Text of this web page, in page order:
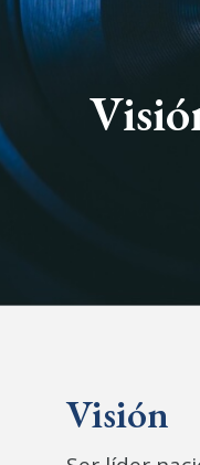
Visión